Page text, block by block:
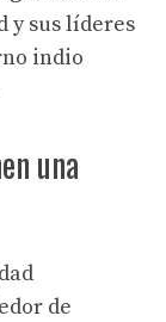
y sus líderes
indio
una
de